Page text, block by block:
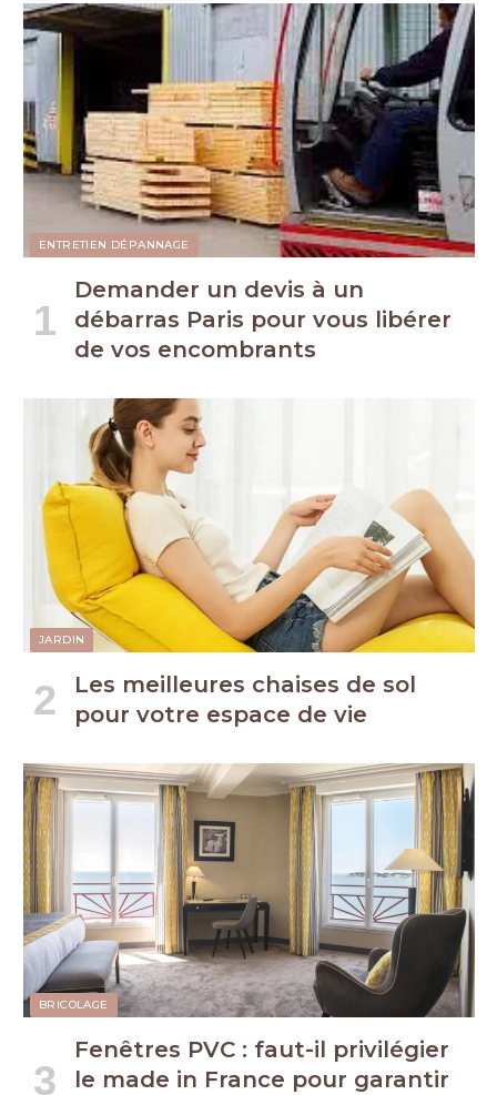
ENTRETIEN DÉPANNAGE
Demander un devis à un
débarras Paris pour vous libérer
de vos encombrants
JARDIN
Les meilleures chaises de sol
pour votre espace de vie
BRICOLAGE
Fenêtres PVC : faut-il privilégier
le made in France pour garantir